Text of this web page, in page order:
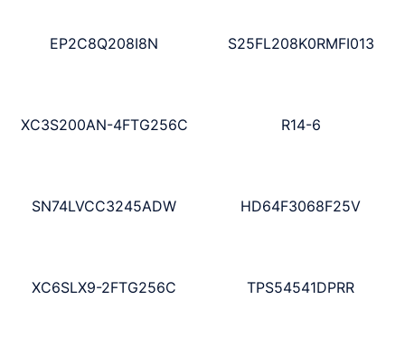
EP2C8Q208I8N S25FL208K0RMFI013
XC3S200AN-4FTG256C R14-6
SN74LVCC3245ADW HD64F3068F25V
XC6SLX9-2FTG256C TPS54541DPRR